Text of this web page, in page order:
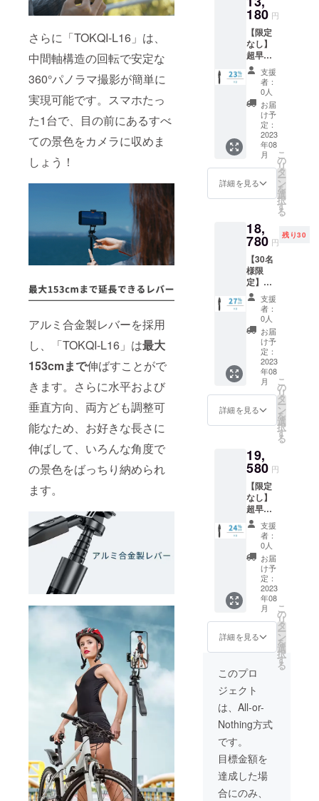
さらに「TOKQI-L16」は、
中間軸構造の回転で安定な
360°パノラマ撮影が簡単に
実現可能です。スマホたっ
た1台で、目の前にあるすべ
ての景色をカメラに収めま
しょう！
アルミ合金製レバーを採用
し、「TOKQI-L16」は最大
153cmまで伸ばすことがで
きます。さらに水平および
垂直方向、両方ども調整可
能なため、お好きな長さに
伸ばして、いろんな角度で
の景色をばっちり納められ
ます。
本国内
限定）
内容
物：
「TOK
QI-
L16」本
体×2 日
本語取
扱説明
書×2
180 円
【限定
なし】
超早割
23％OF
F！
「TOK
QI-
L16」
×2 一般
販売予
定価
格：
17,200
円（税
込） ※
送料無
本国内
限定）
内容
物：
「TOK
QI-
L16」本
体×2 日
本語取
扱説明
書×2
支援
者：
0人
お届
け予
定：
2023
年08
月
詳細を見る
こ
の
リ
タ
ー
ン
を
選
択
す
る
18,
780 円
残り30
【30名
様限
定】超
超早割
27％OF
「TOK
L16」
×3 一般
販売予
定価
格：
25,800
円（税
込） ※
料（日
本国内
限定）
内容
物：
「TOK
QI-
L16」本
体×3 日
本語取
扱説明
書×3
支援
者：
0人
お届
け予
定：
2023
年08
月
詳細を見る
こ
の
リ
タ
ー
ン
を
選
択
す
る
19,
580 円
【限定
なし】
超早割
24％OF
F！
「TOK
QI-
L16」
×3 一般
販売予
定価
格：
25,800
円（税
込） ※
送料無
料（日
本国内
限定）
内容
物：
「TOK
体×3 日
本語取
扱説明
書×3
支援
者：
0人
お届
け予
定：
2023
年08
月
詳細を見る
こ
の
リ
タ
ー
ン
を
選
択
す
る
このプロ
ジェクト
は、All-or-
Nothing方式
です。
目標金額を
達成した場
合にのみ、